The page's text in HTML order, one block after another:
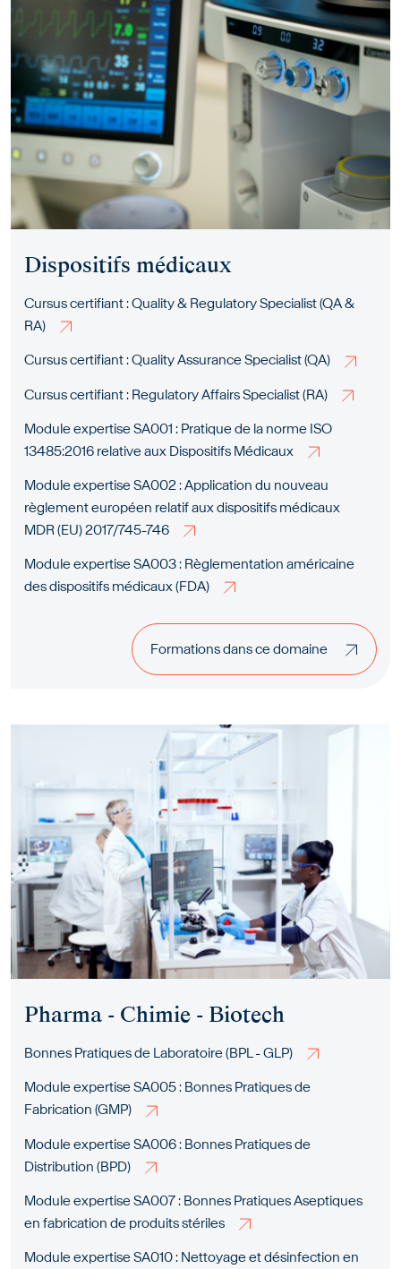
Dispositifs médicaux
Cursus certifiant : Quality & Regulatory Specialist (QA &
RA)
Cursus certifiant : Quality Assurance Specialist (QA)
Cursus certifiant : Regulatory Affairs Specialist (RA)
Module expertise SA001 : Pratique de la norme ISO
13485:2016 relative aux Dispositifs Médicaux
Module expertise SA002 : Application du nouveau
règlement européen relatif aux dispositifs médicaux
MDR (EU) 2017/745-746
Module expertise SA003 : Règlementation américaine
des dispositifs médicaux (FDA)
Formations dans ce domaine
Formations dans ce domaine
Pharma - Chimie - Biotech
Bonnes Pratiques de Laboratoire (BPL - GLP)
Module expertise SA005 : Bonnes Pratiques de
Fabrication (GMP)
Module expertise SA006 : Bonnes Pratiques de
Distribution (BPD)
Module expertise SA007 : Bonnes Pratiques Aseptiques
en fabrication de produits stériles
Module expertise SA010 : Nettoyage et désinfection en